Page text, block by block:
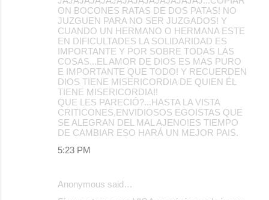
ON BOCONES RATAS DE DOS PATAS! NO
JUZGUEN PARA NO SER JUZGADOS! Y
CUANDO UN HERMANO O HERMANA ESTE
EN DIFICULTADES LA SOLIDARIDAD ES
IMPORTANTE Y POR SOBRE TODAS LAS
COSAS...EL AMOR DE DIOS ES MAS PURO
E IMPORTANTE QUE TODO! Y RECUERDEN
DIOS TIENE MISERICORDIA DE QUIEN ÉL
TIENE MISERICORDIA!!
QUE LES PARECIÓ?...HASTA LA VISTA
CRITICONES,ENVIDIOSOS EGOISTAS QUE
SE ALEGRAN DEL MAL AJENO!ES TIEMPO
DE CAMBIAR ESO HARÁ UN MEJOR PAIS.
5:23 PM
Anonymous said…